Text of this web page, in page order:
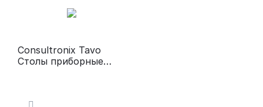
Consultronix Tavo
Столы приборные